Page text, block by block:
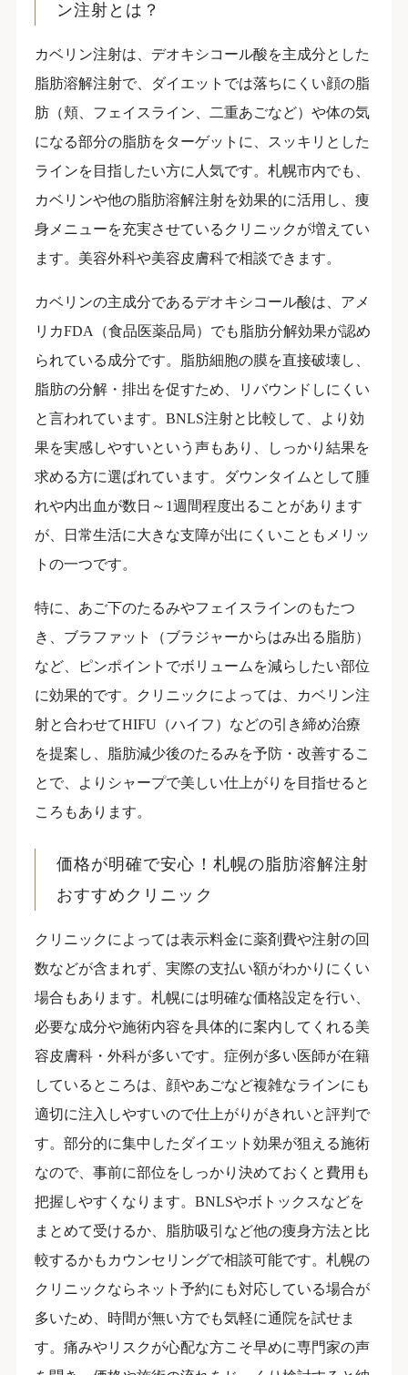
ン注射とは？
カベリン注射は、デオキシコール酸を主成分とした
脂肪溶解注射で、ダイエットでは落ちにくい顔の脂
肪（頬、フェイスライン、二重あごなど）や体の気
になる部分の脂肪をターゲットに、スッキリとした
ラインを目指したい方に人気です。札幌市内でも、
カベリンや他の脂肪溶解注射を効果的に活用し、痩
身メニューを充実させているクリニックが増えてい
ます。美容外科や美容皮膚科で相談できます。
カベリンの主成分であるデオキシコール酸は、アメ
リカFDA（食品医薬品局）でも脂肪分解効果が認め
られている成分です。脂肪細胞の膜を直接破壊し、
脂肪の分解・排出を促すため、リバウンドしにくい
と言われています。BNLS注射と比較して、より効
果を実感しやすいという声もあり、しっかり結果を
求める方に選ばれています。ダウンタイムとして腫
れや内出血が数日～1週間程度出ることがあります
が、日常生活に大きな支障が出にくいこともメリッ
トの一つです。
特に、あご下のたるみやフェイスラインのもたつ
き、ブラファット（ブラジャーからはみ出る脂肪）
など、ピンポイントでボリュームを減らしたい部位
に効果的です。クリニックによっては、カベリン注
射と合わせてHIFU（ハイフ）などの引き締め治療
を提案し、脂肪減少後のたるみを予防・改善するこ
とで、よりシャープで美しい仕上がりを目指せると
ころもあります。
価格が明確で安心！札幌の脂肪溶解注射
おすすめクリニック
クリニックによっては表示料金に薬剤費や注射の回
数などが含まれず、実際の支払い額がわかりにくい
場合もあります。札幌には明確な価格設定を行い、
必要な成分や施術内容を具体的に案内してくれる美
容皮膚科・外科が多いです。症例が多い医師が在籍
しているところは、顔やあごなど複雑なラインにも
適切に注入しやすいので仕上がりがきれいと評判で
す。部分的に集中したダイエット効果が狙える施術
なので、事前に部位をしっかり決めておくと費用も
把握しやすくなります。BNLSやボトックスなどを
まとめて受けるか、脂肪吸引など他の痩身方法と比
較するかもカウンセリングで相談可能です。札幌の
クリニックならネット予約にも対応している場合が
多いため、時間が無い方でも気軽に通院を試せま
す。痛みやリスクが心配な方こそ早めに専門家の声